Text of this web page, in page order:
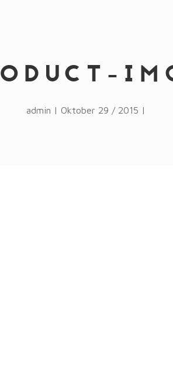
admin | Oktober 29 / 2015 |